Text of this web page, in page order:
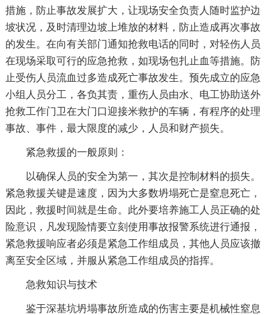
措施，防止事故发展扩大，让现场安全负责人随时监护边
坡状况，及时清理边坡上堆放的材料，防止造成再次事故
的发生。在向有关部门通知抢救电话的同时，对轻伤人员
在现场采取可行的应急抢救，如现场包扎止血等措施。防
止受伤人员流血过多造成死亡事故发生。预先成立的应急
小组人员分工，各负其责，重伤人员由水、电工协助送外
抢救工作门卫在大门口迎接米救护的车辆，有程序的处理
事故、事件，最大限度的减少，人员和财产损失。
紧急救援的一般原则：
以确保人员的安全为第一，其次是控制材料的损失。
紧急救援关键是速度，因为大多数坍塌死亡是窒息死亡，
因此，救援时间就是生命。此外要培养施工人员正确的处
险意识，凡发现险情要立刻使用事故报警系统进行通报，
紧急救援响应者必须是紧急工作组成员，其他人员应该撤
离至安全区域，并服从紧急工作组成员的指挥。
急救知识与技术
鉴于深基坑坍塌事故所造成的伤害主要是机械性窒息